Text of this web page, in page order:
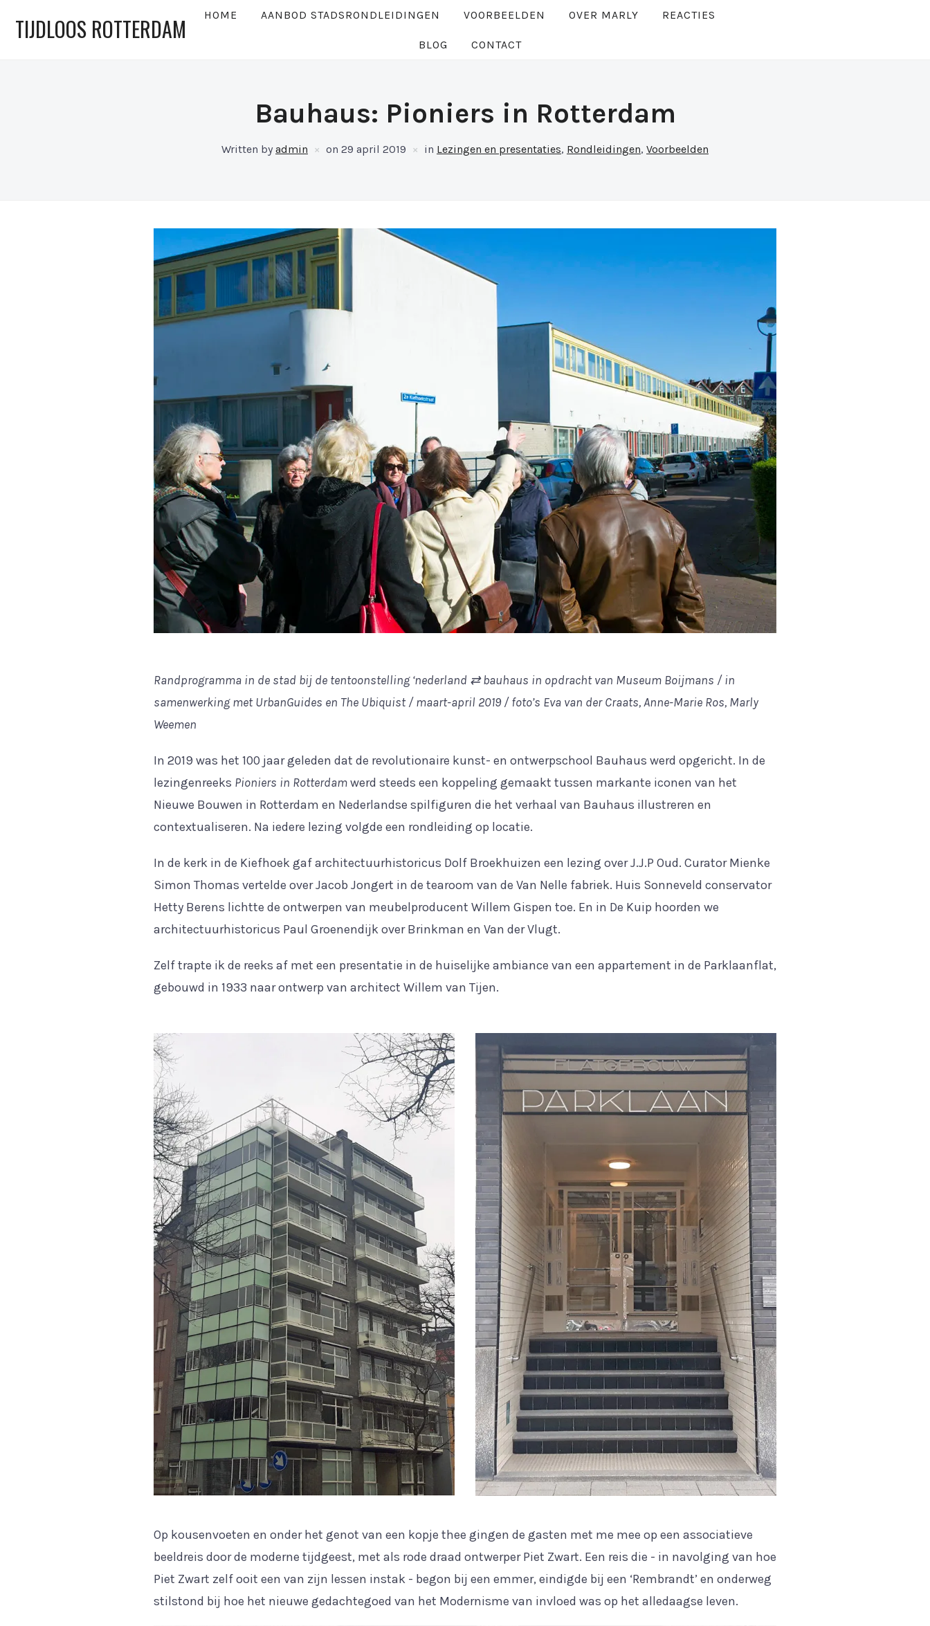
TIJDLOOS ROTTERDAM HOME AANBOD STADSRONDLEIDINGEN VOORBEELDEN OVER MARLY REACTIES
BLOG CONTACT
Bauhaus: Pioniers in Rotterdam
Written by admin on 29 april 2019 in Lezingen en presentaties, Rondleidingen, Voorbeelden
Randprogramma in de stad bij de tentoonstelling ‘nederland ⇄ bauhaus in opdracht van Museum Boijmans / in
samenwerking met UrbanGuides en The Ubiquist / maart-april 2019 / foto’s Eva van der Craats, Anne-Marie Ros, Marly
Weemen
In 2019 was het 100 jaar geleden dat de revolutionaire kunst- en ontwerpschool Bauhaus werd opgericht. In de
lezingenreeks Pioniers in Rotterdamwerd steeds een koppeling gemaakt tussen markante iconen van het
Nieuwe Bouwen in Rotterdam en Nederlandse spilfiguren die het verhaal van Bauhaus illustreren en
contextualiseren. Na iedere lezing volgde een rondleiding op locatie.
In de kerk in de Kiefhoek gaf architectuurhistoricus Dolf Broekhuizen een lezing over J.J.P Oud. Curator Mienke
Simon Thomas vertelde over Jacob Jongert in de tearoom van de Van Nelle fabriek. Huis Sonneveld conservator
Hetty Berens lichtte de ontwerpen van meubelproducent Willem Gispen toe. En in De Kuip hoorden we
architectuurhistoricus Paul Groenendijk over Brinkman en Van der Vlugt.
Zelf trapte ik de reeks af met een presentatie in de huiselijke ambiance van een appartement in de Parklaanflat,
gebouwd in 1933 naar ontwerp van architect Willem van Tijen.
Op kousenvoeten en onder het genot van een kopje thee gingen de gasten met me mee op een associatieve
beeldreis door de moderne tijdgeest, met als rode draad ontwerper Piet Zwart. Een reis die - in navolging van hoe
Piet Zwart zelf ooit een van zijn lessen instak - begon bij een emmer, eindigde bij een ‘Rembrandt’ en onderweg
stilstond bij hoe het nieuwe gedachtegoed van het Modernisme van invloed was op het alledaagse leven.